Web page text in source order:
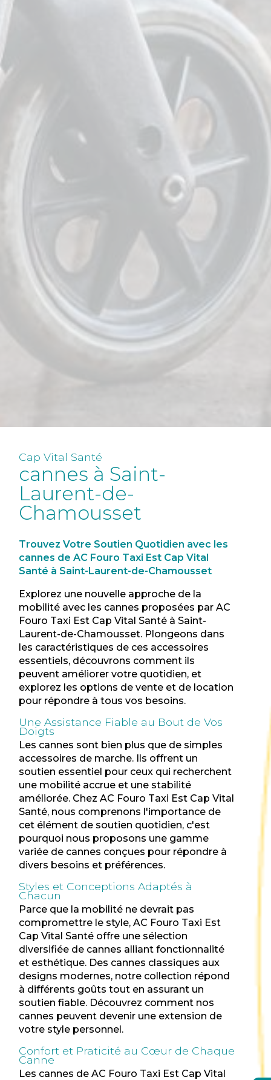
Cap Vital Santé
cannes à Saint-
Laurent-de-
Chamousset
Trouvez Votre Soutien Quotidien avec les
cannes de AC Fouro Taxi Est Cap Vital
Santé à Saint-Laurent-de-Chamousset
Explorez une nouvelle approche de la
mobilité avec les cannes proposées par AC
Fouro Taxi Est Cap Vital Santé à Saint-
Laurent-de-Chamousset. Plongeons dans
les caractéristiques de ces accessoires
essentiels, découvrons comment ils
peuvent améliorer votre quotidien, et
explorez les options de vente et de location
pour répondre à tous vos besoins.
Une Assistance Fiable au Bout de Vos
Doigts
Les cannes sont bien plus que de simples
accessoires de marche. Ils offrent un
soutien essentiel pour ceux qui recherchent
une mobilité accrue et une stabilité
améliorée. Chez AC Fouro Taxi Est Cap Vital
Santé, nous comprenons l'importance de
cet élément de soutien quotidien, c'est
pourquoi nous proposons une gamme
variée de cannes conçues pour répondre à
divers besoins et préférences.
Styles et Conceptions Adaptés à
Chacun
Parce que la mobilité ne devrait pas
compromettre le style, AC Fouro Taxi Est
Cap Vital Santé offre une sélection
diversifiée de cannes alliant fonctionnalité
et esthétique. Des cannes classiques aux
designs modernes, notre collection répond
à différents goûts tout en assurant un
soutien fiable. Découvrez comment nos
cannes peuvent devenir une extension de
votre style personnel.
Confort et Praticité au Cœur de Chaque
Canne
Les cannes de AC Fouro Taxi Est Cap Vital